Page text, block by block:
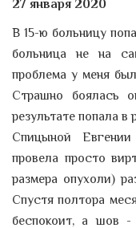
27 января 2020
В 15-ю больницу
больница не на
проблема у меня
Страшно боялась
результате попала
Спицыной
провела просто
размера опухоли)
Спустя полтора
беспокоит, а шов -